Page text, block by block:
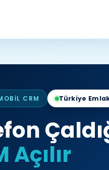
CRM Türkiye
Açılır